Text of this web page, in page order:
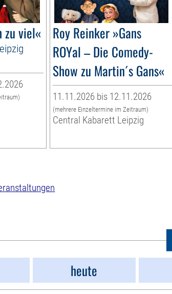
zu viel«
Roy Reinker »Gans
ROYal – Die Comedy-
Show zu Martin´s Gans«
11.11.2026 bis 12.11.2026
(mehrere Einzeltermine im Zeitraum)
Central Kabarett Leipzig
heute